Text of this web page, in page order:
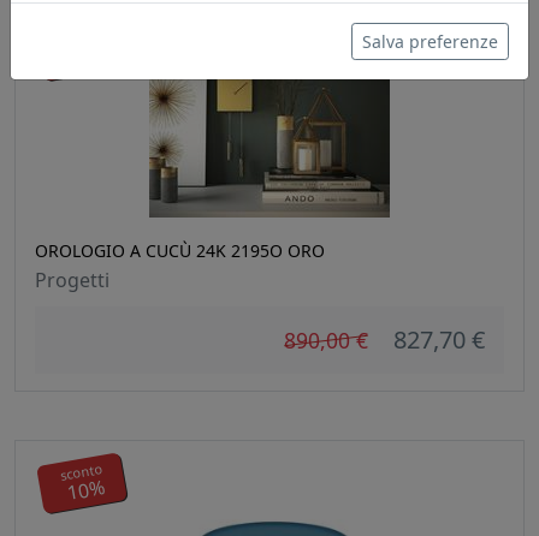
OROLOGIO A CUCÙ 24K 2195O ORO
Progetti
890,00 € 827,70 €
sconto
10%
Salva preferenze